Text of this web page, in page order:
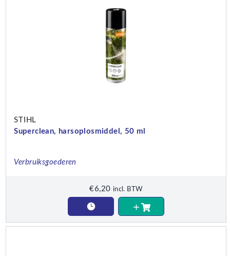
STIHL
Superclean, harsoplosmiddel, 50 ml
Verbruiksgoederen
€6,20 incl. BTW